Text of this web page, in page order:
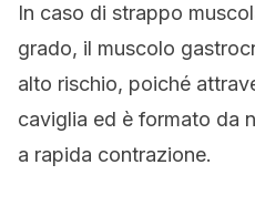
In caso di strappo
grado, il muscolo
alto rischio, poiché
caviglia ed è formato da
a rapida contrazione.